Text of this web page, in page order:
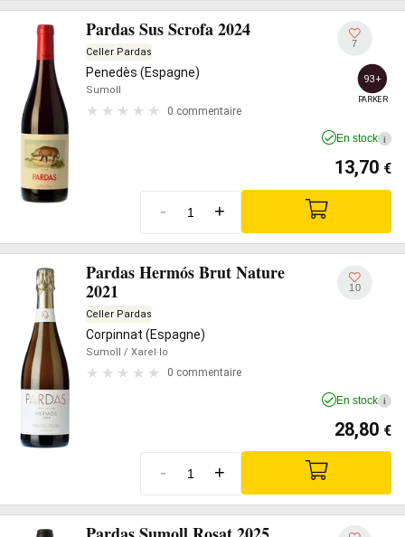
Pardas Sus Scrofa 2024
Celler Pardas
Penedès (Espagne)
Sumoll
0 commentaire
7
93+
PARKER
En stock i
13,70 €
- +
Pardas Hermós Brut Nature
2021
Celler Pardas
Corpinnat (Espagne)
Sumoll / Xarel·lo
0 commentaire
10
En stock i
28,80 €
- +